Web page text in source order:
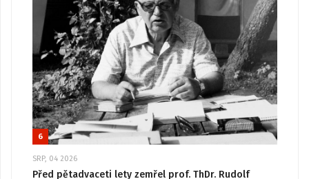
6
SRP, 04 2026
Před pětadvaceti lety zemřel prof. ThDr. Rudolf